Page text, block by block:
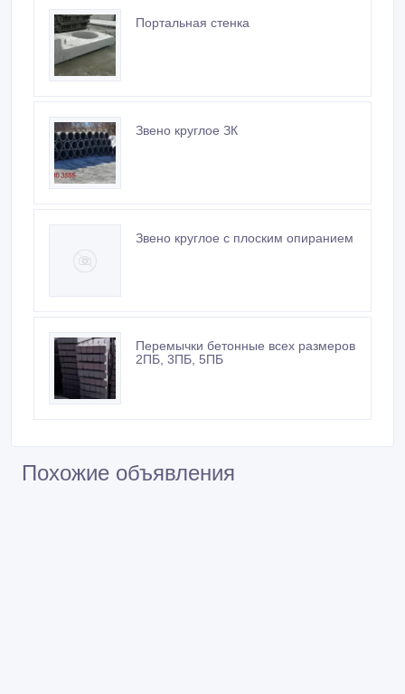
Портальная стенка
Звено круглое ЗК
Звено круглое с плоским опиранием
Перемычки бетонные всех размеров
2ПБ, 3ПБ, 5ПБ
Похожие объявления